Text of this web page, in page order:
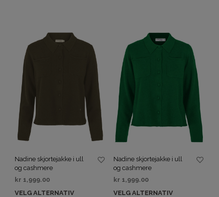
Nadine skjortejakke i ull
og cashmere
kr 1,999.00
VELG ALTERNATIV
Nadine skjortejakke i ull
og cashmere
kr 1,999.00
VELG ALTERNATIV